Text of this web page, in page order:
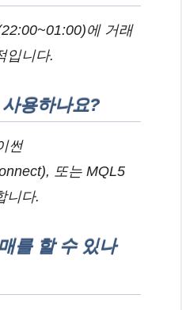
에 거래
입니다.
용하나요?
썬
또는 MQL5
니다.
를 할 수 있나